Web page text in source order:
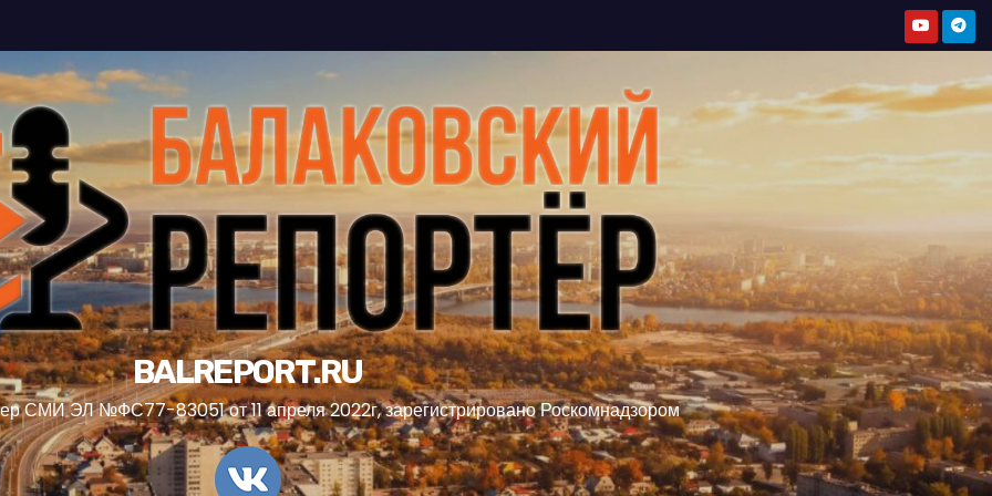
BALREPORT.RU
СМИ ЭЛ №ФС77-83051 от 11 апреля 2022г, зарегистрировано Роскомнадзором